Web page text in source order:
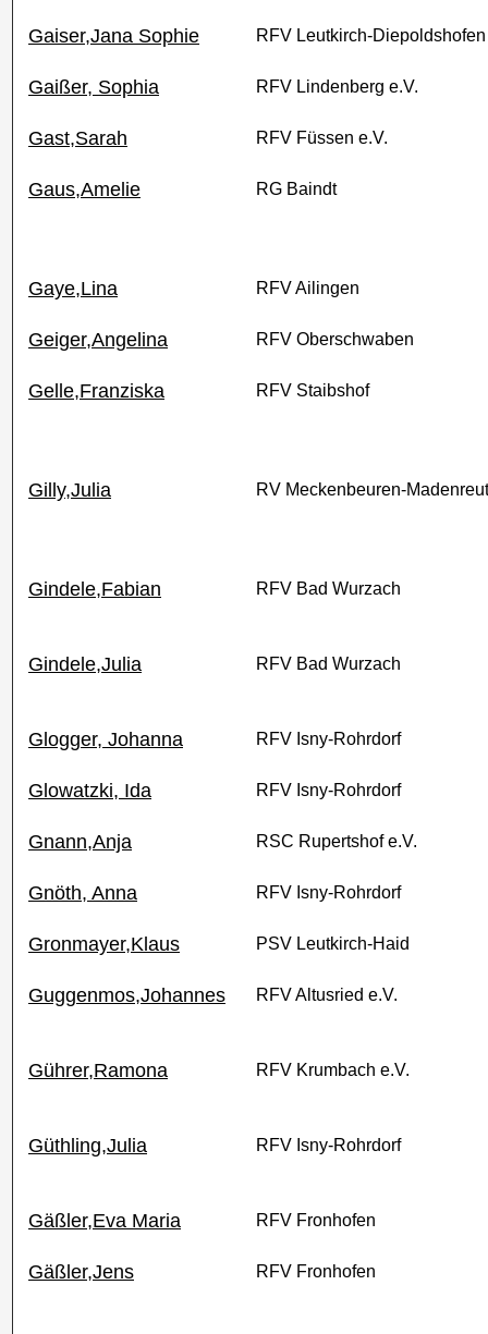
Gaiser,Jana Sophie RFV Leutkirch-Diepoldshofen
Gaißer, Sophia RFV Lindenberg e.V.
Gast,Sarah RFV Füssen e.V.
Gaus,Amelie RG Baindt
Gaye,Lina RFV Ailingen
Geiger,Angelina RFV Oberschwaben
Gelle,Franziska RFV Staibshof
Gilly,Julia RV Meckenbeuren-
Gindele,Fabian RFV Bad Wurzach
Gindele,Julia RFV Bad Wurzach
Glogger, Johanna RFV Isny-Rohrdorf
Glowatzki, Ida RFV Isny-Rohrdorf
Gnann,Anja RSC Rupertshof e.V.
Gnöth, Anna RFV Isny-Rohrdorf
Gronmayer,Klaus PSV Leutkirch-Haid
Guggenmos,Johannes RFV Altusried e.V.
Gührer,Ramona RFV Krumbach e.V.
Güthling,Julia RFV Isny-Rohrdorf
Gäßler,Eva Maria RFV Fronhofen
Gäßler,Jens RFV Fronhofen